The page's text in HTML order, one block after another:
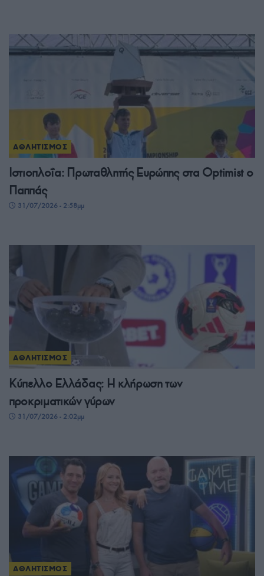
ΑΘΛΗΤΙΣΜΟΣ
Ιστιοπλοΐα: Πρωταθλητής Ευρώπης στα Optimist ο
Παππάς
31/07/2026 - 2:58μμ
ΑΘΛΗΤΙΣΜΟΣ
Κύπελλο Ελλάδας: Η κλήρωση των
προκριματικών γύρων
31/07/2026 - 2:02μμ
ΑΘΛΗΤΙΣΜΟΣ